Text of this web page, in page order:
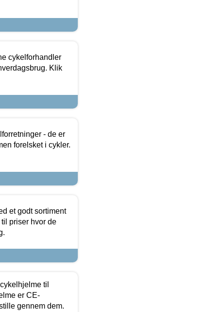
cykelforhandler
Klik
- de er
forelsket i cykler.
et godt sortiment
priser hvor de
til
er CE-
gennem dem.